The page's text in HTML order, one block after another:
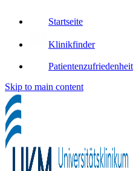
Startseite
Klinikfinder
Patientenzufriedenheit
Skip to main content